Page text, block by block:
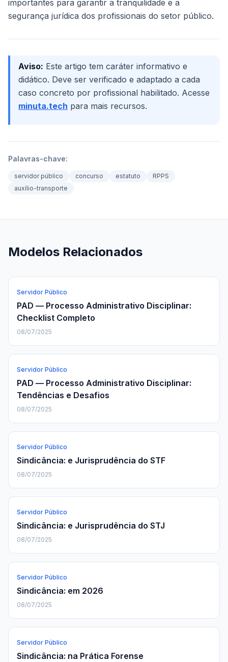
importantes para garantir a tranquilidade e a
segurança jurídica dos profissionais do setor público.
Aviso: Este artigo tem caráter informativo e
didático. Deve ser verificado e adaptado a cada
caso concreto por profissional habilitado. Acesse
minuta.tech para mais recursos.
Palavras-chave:
servidor público concurso estatuto
RPPS
auxílio-transporte
Modelos Relacionados
Servidor Público
PAD — Processo Administrativo Disciplinar:
Checklist Completo
08/07/2025
Servidor Público
PAD — Processo Administrativo Disciplinar:
Tendências e Desafios
08/07/2025
Servidor Público
Sindicância: e Jurisprudência do STF
08/07/2025
Servidor Público
Sindicância: e Jurisprudência do STJ
08/07/2025
Servidor Público
Sindicância: em 2026
08/07/2025
Servidor Público
Sindicância: na Prática Forense